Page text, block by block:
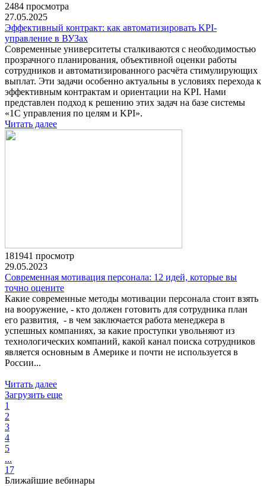
2484 просмотра
27.05.2025
Эффективный контракт: как автоматизировать KPI-
управление в ВУЗах
Современные университеты сталкиваются с необходимостью
прозрачного планирования, объективной оценки работы
сотрудников и автоматизированного расчёта стимулирующих
выплат. Эти задачи особенно актуальны в условиях перехода к
эффективным контрактам и ориентации на KPI. Нами
представлен подход к решению этих задач на базе системы
«1С управления по целям и KPI».
Читать далее
181941 просмотр
29.05.2023
Современная мотивация персонала: 12 идей, которые вы
точно оцените
Какие современные методы мотивации персонала стоит взять
на вооружение, - кто должен готовить для сотрудника план
его развития, - в чем заключается работа менеджера в
успешных компаниях, за какие проступки увольняют из
технологических компаний, какой канал поиска сотрудников
является основным в Америке и почти не используется в
России...
Читать далее
Загрузить еще
1
2
3
4
5
...
17
Ближайшие вебинары